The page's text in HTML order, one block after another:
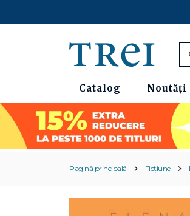
Catalog Noutăți
Pagină principală Ficțiune